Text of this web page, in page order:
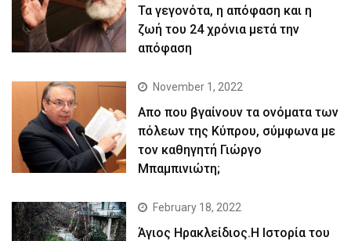
Τα γεγονότα, η απόφαση και η
ζωή του 24 χρόνια μετά την
απόφαση
November 1, 2022
Απο που βγαίνουν τα ονόματα των
πόλεων της Κύπρου, σύμφωνα με
τον καθηγητή Γιώργο
Μπαμπινιώτη;
February 18, 2022
Άγιος Ηρακλείδιος.Η Ιστορία του